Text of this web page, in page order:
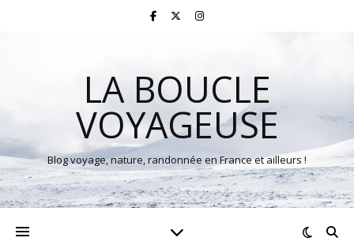
LA BOUCLE
VOYAGEUSE
Blog voyage, nature, randonnée en France et ailleurs !